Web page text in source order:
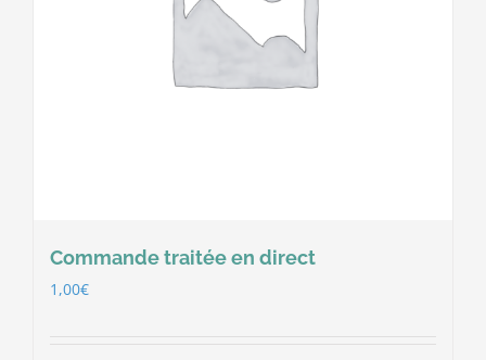
Commande traitée en direct
1,00€